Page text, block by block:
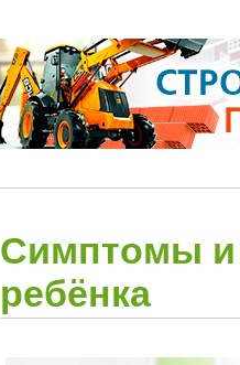
Симптомы и
ребёнка